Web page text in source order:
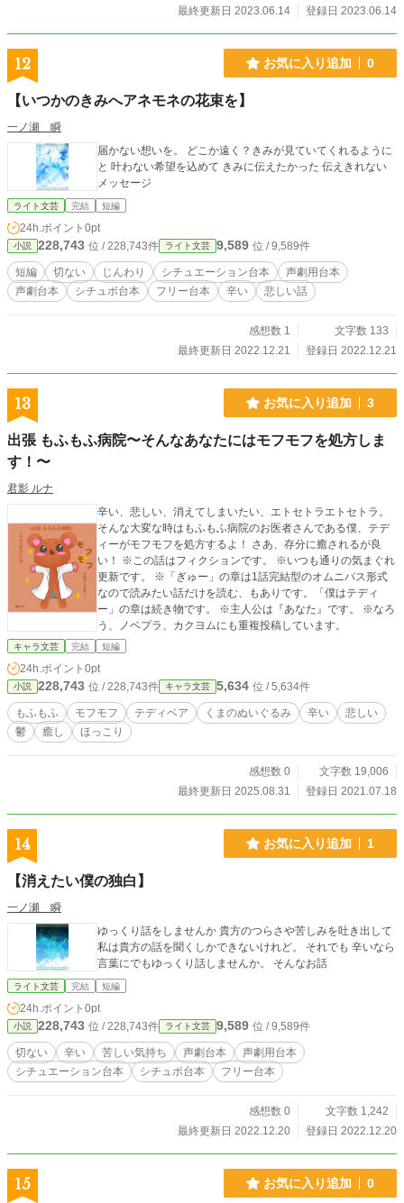
・得意なことにする って戦略 ・怒り憎しみを使う https://ka2.
流れでやり過ごす っていう 一定の流れ、方式に当てはめる
いたぶられるという状況に 当てはめて使うと ↓こうなる。 あ
とは任せた 戦略 プライド を守らない、 恥ずかしい を助けな
い、ほっぱらかしにする って決めてみる こういうのを 得意
みる。 そうすることで ・いたぶられてることを、正当化しや
すくする ・いたぶられてることを、納得しやすくする ・なん
でこんな目に ってのを解消しやすくする ・なんか得意な気分
になって こころを自由にしやすくする ・あとは任せた って
気分になって こころを自由にしやすくする ・自分に酔った気
最終更新日 2023.06.14
登録日 2023.06.14
12 お気に入り追加 0
【いつかのきみへアネモネの花束を】
一ノ瀬 瞬
届かない想いを。 どこか遠く？きみが見ていてくれるように
と 叶わない希望を込めて きみに伝えたかった 伝えきれない
メッセージ
ライト文芸 完結 短編
24h.ポイント 0pt
小説 228,743 位 / 228,743件 ライト文芸 9,589 位 / 9,589件
短編 切ない じんわり シチュエーション台本
声劇用台本
声劇台本
シチュボ台本 フリー台本 辛い 悲しい話
感想数 1
文字数 133
最終更新日 2022.12.21
登録日 2022.12.21
13 お気に入り追加 3
出張 もふもふ病院〜そんなあなたにはモフモフを処方しま
す！〜
君影 ルナ
辛い、悲しい、消えてしまいたい、エトセトラエトセトラ。
そんな大変な時はもふもふ病院のお医者さんである僕、テデ
ィーがモフモフを処方するよ！ さあ、存分に癒されるが良
い！ ※この話はフィクションです。 ※いつも通りの気まぐれ
更新です。 ※「ぎゅー」の章は1話完結型のオムニバス形式
なので読みたい話だけを読む、もありです。「僕はテディ
ー」の章は続き物です。 ※主人公は『あなた』です。 ※なろ
う、ノベプラ、カクヨムにも重複投稿しています。
キャラ文芸 完結 短編
24h.ポイント 0pt
小説 228,743 位 / 228,743件 キャラ文芸 5,634 位 / 5,634件
もふもふ モフモフ テディベア くまのぬいぐるみ 辛い
悲しい
鬱
癒し ほっこり
感想数 0
文字数 19,006
最終更新日 2025.08.31
登録日 2021.07.18
14 お気に入り追加 1
【消えたい僕の独白】
一ノ瀬 瞬
ゆっくり話をしませんか 貴方のつらさや苦しみを吐き出して
私は貴方の話を聞くしかできないけれど。 それでも 辛いなら
言葉にでもゆっくり話しませんか。 そんなお話
ライト文芸 完結 短編
24h.ポイント 0pt
小説 228,743 位 / 228,743件 ライト文芸 9,589 位 / 9,589件
切ない 辛い 苦しい気持ち 声劇台本
声劇用台本
シチュエーション台本
シチュボ台本 フリー台本
感想数 0
文字数 1,242
最終更新日 2022.12.20
登録日 2022.12.20
15 お気に入り追加 0